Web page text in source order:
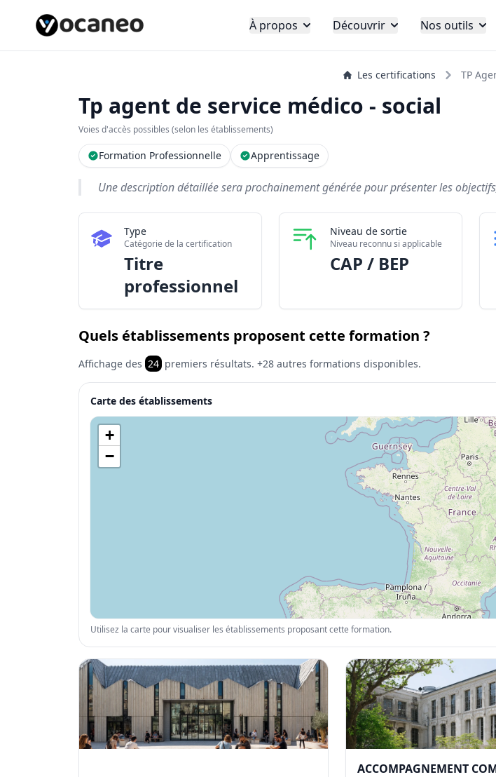
À propos Découvrir Nos outils
Les certifications TP
Tp agent de service médico - social
Voies d'accès possibles (selon les établissements)
Formation Professionnelle Apprentissage
Une description détaillée sera prochainement générée pour présenter les
Type
Catégorie de la certification
Titre
professionnel
Niveau de sortie
Niveau reconnu si applicable
CAP / BEP
Quels établissements proposent cette formation ?
Affichage des 24 premiers résultats. +28 autres formations disponibles.
Carte des établissements
+
−
Utilisez la carte pour visualiser les établissements proposant cette formation.
ACCOMPAGNEMENT